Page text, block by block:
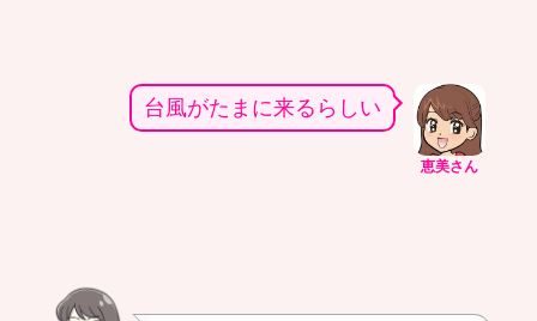
恵美さん
台風がたまに来るらしい